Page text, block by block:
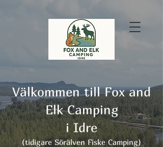
Välkommen till Fox and
Elk Camping
i Idre
(tidigare Sörälven Fiske Camping)